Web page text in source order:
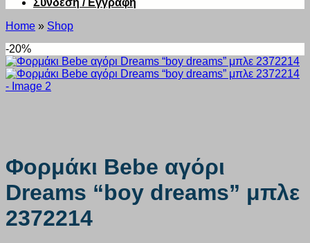
Σύνδεση / Εγγραφή
Home » Shop
-20%
Φορμάκι Bebe αγόρι
Dreams “boy dreams” μπλε
2372214